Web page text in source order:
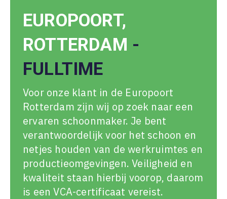
EUROPOORT,
ROTTERDAM -
FULLTIME
Voor onze klant in de Europoort
Rotterdam zijn wij op zoek naar een
ervaren schoonmaker. Je bent
verantwoordelijk voor het schoon en
netjes houden van de werkruimtes en
productieomgevingen. Veiligheid en
kwaliteit staan hierbij voorop, daarom
is een VCA-certificaat vereist.